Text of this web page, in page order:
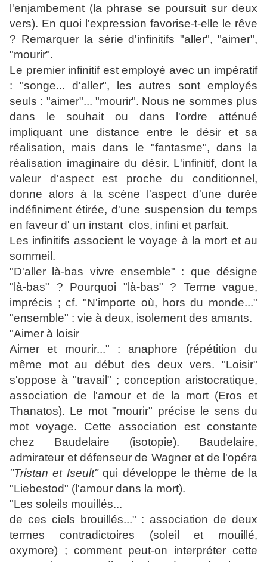
l'enjambement (la phrase se poursuit sur deux
vers). En quoi l'expression favorise-t-elle le rêve
? Remarquer la série d'infinitifs "aller", "aimer",
"mourir".
Le premier infinitif est employé avec un impératif
: "songe... d'aller", les autres sont employés
seuls : "aimer"... "mourir". Nous ne sommes plus
dans le souhait ou dans l'ordre atténué
impliquant une distance entre le désir et sa
réalisation, mais dans le "fantasme", dans la
réalisation imaginaire du désir. L'infinitif, dont la
valeur d'aspect est proche du conditionnel,
donne alors à la scène l'aspect d'une durée
indéfiniment étirée, d'une suspension du temps
en faveur d' un instant clos, infini et parfait.
Les infinitifs associent le voyage à la mort et au
sommeil.
"D'aller là-bas vivre ensemble" : que désigne
"là-bas" ? Pourquoi "là-bas" ? Terme vague,
imprécis ; cf. "N'importe où, hors du monde..."
"ensemble" : vie à deux, isolement des amants.
"Aimer à loisir
Aimer et mourir..." : anaphore (répétition du
même mot au début des deux vers. "Loisir"
s'oppose à "travail" ; conception aristocratique,
association de l'amour et de la mort (Eros et
Thanatos). Le mot "mourir" précise le sens du
mot voyage. Cette association est constante
chez Baudelaire (isotopie). Baudelaire,
admirateur et défenseur de Wagner et de l'opéra
"Tristan et Iseult"qui développe le thème de la
"Liebestod" (l'amour dans la mort).
"Les soleils mouillés...
de ces ciels brouillés..." : association de deux
termes contradictoires (soleil et mouillé,
oxymore) ; comment peut-on interpréter cette